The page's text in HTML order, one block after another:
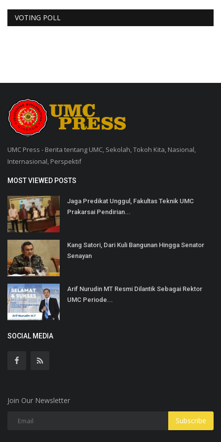
VOTING POLL
UMC Press - Berita tentang UMC, Sekolah, Tokoh Kita, Nasional,
Internasional, Perspektif
MOST VIEWED POSTS
Jaga Predikat Unggul, Fakultas Teknik UMC
Prakarsai Pendirian...
Kang Satori, Dari Kuli Bangunan Hingga Senator
Senayan
Arif Nurudin MT Resmi Dilantik Sebagai Rektor
UMC Periode...
SOCIAL MEDIA
Join Our Newsletter
Subscribe